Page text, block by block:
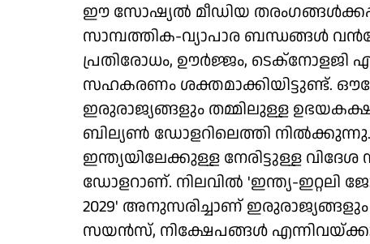
ഈ സോഷ്യല്‍ മീഡിയ
സാമ്പത്തിക-വ്യാപാര ബന്ധങ്ങള്‍
പ്രതിരോധം, ഊര്‍ജ്ജം, ടെക്‌നോളജി
സഹകരണം ശക്തമാക്കിയിട്ടുണ്ട്.
ഇരുരാജ്യങ്ങളും തമ്മിലുള്ള ഉഭയകക്ഷി
ബില്യണ്‍ ഡോളറിലെത്തി നില്‍ക്കുന്നു.
ഇന്ത്യയിലേക്കുള്ള നേരിട്ടുള്ള
ഡോളറാണ്. നിലവില്‍ 'ഇന്ത്യ-ഇറ്റലി
2029' അനുസരിച്ചാണ്
സയന്‍സ്, നിക്ഷേപങ്ങള്‍